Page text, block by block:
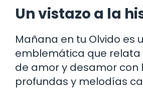
Un vistazo a la
Mañana en tu Olvido es
emblemática que relata
de amor y desamor con
profundas y melodías